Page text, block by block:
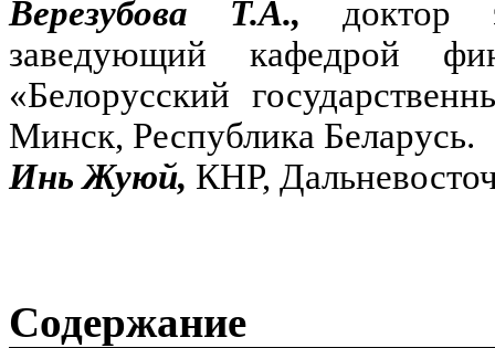
Верезубова Т.А.,
доктор
заведующий кафедрой
«Белорусский
Минск, Республика Беларусь.
Инь Жуюй, КНР,
Содержание